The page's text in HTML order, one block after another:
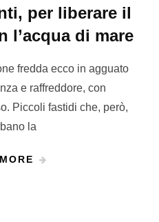
per liberare il
l’acqua di mare
fredda ecco in agguato
e raffreddore, con
Piccoli fastidi che, però,
la